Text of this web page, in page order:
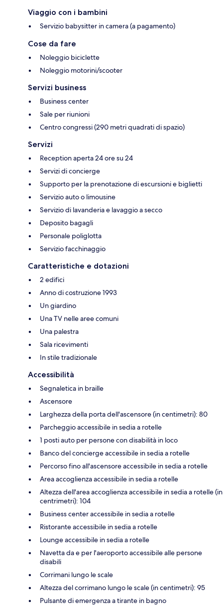
Viaggio con i bambini
Servizio babysitter in camera (a pagamento)
Cose da fare
Noleggio biciclette
Noleggio motorini/scooter
Servizi business
Business center
Sale per riunioni
Centro congressi (290 metri quadrati di spazio)
Servizi
Reception aperta 24 ore su 24
Servizi di concierge
Supporto per la prenotazione di escursioni e biglietti
Servizio auto o limousine
Servizio di lavanderia e lavaggio a secco
Deposito bagagli
Personale poliglotta
Servizio facchinaggio
Caratteristiche e dotazioni
2 edifici
Anno di costruzione 1993
Un giardino
Una TV nelle aree comuni
Una palestra
Sala ricevimenti
In stile tradizionale
Accessibilità
Segnaletica in braille
Ascensore
Larghezza della porta dell'ascensore (in centimetri): 80
Parcheggio accessibile in sedia a rotelle
1 posti auto per persone con disabilità in loco
Banco del concierge accessibile in sedia a rotelle
Percorso fino all'ascensore accessibile in sedia a rotelle
Area accoglienza accessibile in sedia a rotelle
Altezza dell'area accoglienza accessibile in sedia a rotelle (in
centrimetri): 104
Business center accessibile in sedia a rotelle
Ristorante accessibile in sedia a rotelle
Lounge accessibile in sedia a rotelle
Navetta da e per l'aeroporto accessibile alle persone
disabili
Corrimani lungo le scale
Altezza del corrimano lungo le scale (in centimetri): 95
Pulsante di emergenza a tirante in bagno